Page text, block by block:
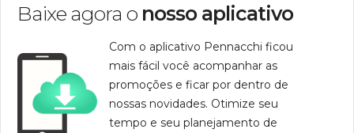
Baixe agora o nosso aplicativo
Com o aplicativo Pennacchi ficou
mais fácil você acompanhar as
promoções e ficar por dentro de
nossas novidades. Otimize seu
tempo e seu planejamento de